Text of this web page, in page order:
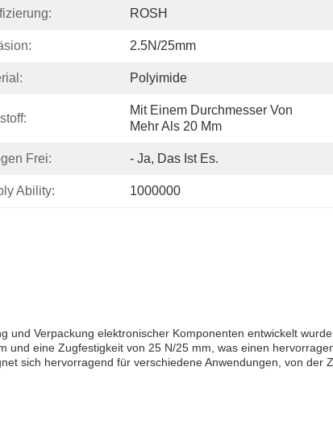
ROSH
2.5N/25mm
Polyimide
Mit Einem Durchmesser Von
Mehr Als 20 Mm
Frei: - Ja, Das Ist Es.
Ability: 1000000
Verpackung elektronischer Komponenten entwickelt
eine Zugfestigkeit von 25 N/25 mm, was einen
sich hervorragend für verschiedene Anwendungen, von der